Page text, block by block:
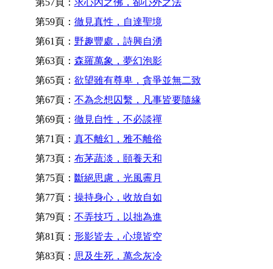
第59頁： 徹見真性，自達聖境
第61頁： 野趣豐處，詩興自湧
第63頁： 森羅萬象，夢幻泡影
第65頁： 欲望雖有尊卑，貪爭並無二致
第67頁： 不為念想囚繫，凡事皆要隨緣
第69頁： 徹見自性，不必談禪
第71頁： 真不離幻，雅不離俗
第73頁： 布茅蔬淡，頤養天和
第75頁： 斷絕思慮，光風霽月
第77頁： 操持身心，收放自如
第79頁： 不弄技巧，以拙為進
第81頁： 形影皆去，心境皆空
第83頁： 思及生死，萬念灰冷